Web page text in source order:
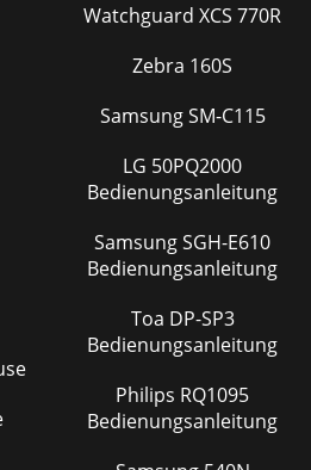
Watchguard XCS 770R
Zebra 160S
Samsung SM-C115
LG 50PQ2000
Bedienungsanleitung
Samsung SGH-E610
Bedienungsanleitung
Toa DP-SP3
Bedienungsanleitung
Philips RQ1095
Bedienungsanleitung